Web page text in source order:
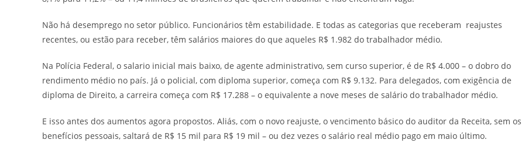
Não há desemprego no setor público. Funcionários têm estabilidade. E todas as categorias que receberam reajustes
recentes, ou estão para receber, têm salários maiores do que aqueles R$ 1.982 do trabalhador médio.
Na Polícia Federal, o salario inicial mais baixo, de agente administrativo, sem curso superior, é de R$ 4.000 – o dobro do
rendimento médio no país. Já o policial, com diploma superior, começa com R$ 9.132. Para delegados, com exigência de
diploma de Direito, a carreira começa com R$ 17.288 – o equivalente a nove meses de salário do trabalhador médio.
E isso antes dos aumentos agora propostos. Aliás, com o novo reajuste, o vencimento básico do auditor da Receita, sem os
benefícios pessoais, saltará de R$ 15 mil para R$ 19 mil – ou dez vezes o salário real médio pago em maio último.